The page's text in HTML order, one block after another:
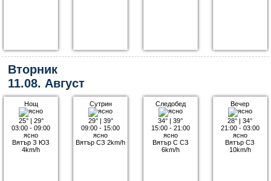
Вторник
11.08. Август
Нощ
25°| 29°
03:00 - 09:00
ясно
Вятър З ЮЗ
4km/h
Сутрин
29°| 39°
09:00 - 15:00
ясно
Вятър СЗ 2km/h
Следобед
34° |39°
15:00 - 21:00
ясно
Вятър С СЗ
6km/h
Вечер
28° |34°
21:00 - 03:00
ясно
Вятър СЗ
10km/h